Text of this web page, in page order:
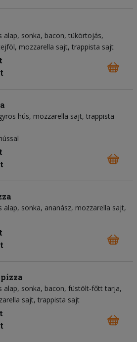
alap sonka bacon tükörtojás
mozzarella sajt trappista sajt
hús mozzarella sajt trappista
alap sonka ananász mozzarella sajt
alap sonka bacon füstölt-főtt tarja
sajt trappista sajt